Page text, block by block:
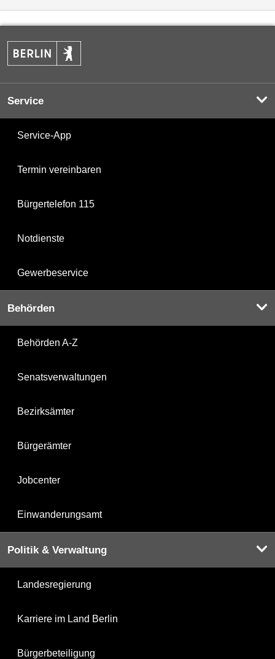
Service
Service-App
Termin vereinbaren
Bürgertelefon 115
Notdienste
Gewerbeservice
Behörden
Behörden A-Z
Senatsverwaltungen
Bezirksämter
Bürgerämter
Jobcenter
Einwanderungsamt
Politik & Verwaltung
Landesregierung
Karriere im Land Berlin
Bürgerbeteiligung